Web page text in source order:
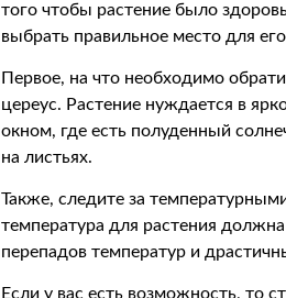
того чтобы растение было
выбрать правильное место для
Первое, на что необходимо
цереус. Растение нуждается в
окном, где есть полуденный
на листьях.
Также, следите за
температура для растения
перепадов температур и
Если у вас есть возможность, то